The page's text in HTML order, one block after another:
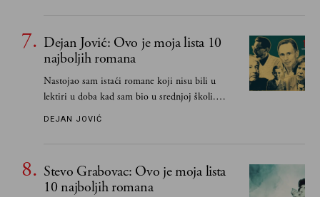
Dejan Jović: Ovo je moja lista 10
najboljih romana
Nastojao sam istaći romane koji nisu bili u
lektiri u doba kad sam bio u srednjoj školi.
Smatrao sam da su "klasici" već dovoljno
DEJAN JOVIĆ
Stevo Grabovac: Ovo je moja lista
10 najboljih romana